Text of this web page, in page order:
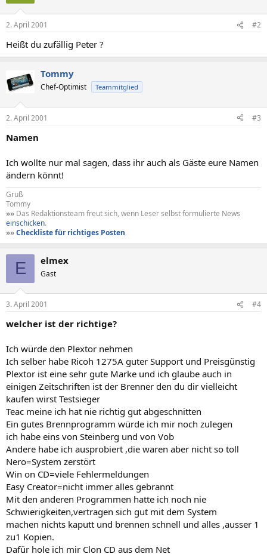
2. April 2001 #2
Heißt du zufällig Peter ?
Tommy
Chef-Optimist Teammitglied
2. April 2001 #3
Namen
Ich wollte nur mal sagen, dass ihr auch als Gäste eure Namen
ändern könnt!
Gruß
Tommy
»» Das Redaktionsteam freut sich, wenn Leser selbst formulierte News
einschicken.
»»Checkliste für richtiges Posten
E elmex
Gast
3. April 2001 #4
welcher ist der richtige?
Ich würde den Plextor nehmen
Ich selber habe Ricoh 1275A guter Support und Preisgünstig
Plextor ist eine sehr gute Marke und ich glaube auch in
einigen Zeitschriften ist der Brenner den du dir vielleicht
kaufen wirst Testsieger
Teac meine ich hat nie richtig gut abgeschnitten
Ein gutes Brennprogramm würde ich mir noch zulegen
ich habe eins von Steinberg und von Vob
Andere habe ich ausprobiert ,die waren aber nicht so toll
Nero=System zerstört
Win on CD=viele Fehlermeldungen
Easy Creator=nicht immer alles gebrannt
Mit den anderen Programmen hatte ich noch nie
Schwierigkeiten,vertragen sich gut mit dem System
machen nichts kaputt und brennen schnell und alles ,ausser 1
zu1 Kopien.
Dafür hole ich mir Clon CD aus dem Net